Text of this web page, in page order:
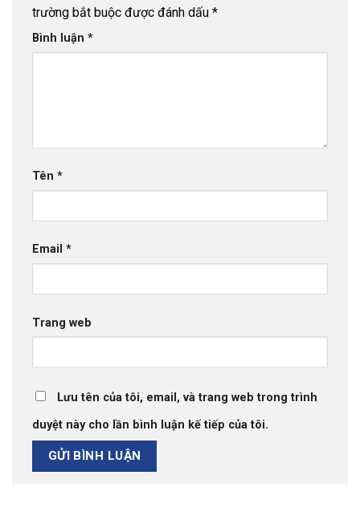
trường bắt buộc được đánh dấu *
Bình luận *
Tên *
Email *
Trang web
Lưu tên của tôi, email, và trang web trong trình
duyệt này cho lần bình luận kế tiếp của tôi.